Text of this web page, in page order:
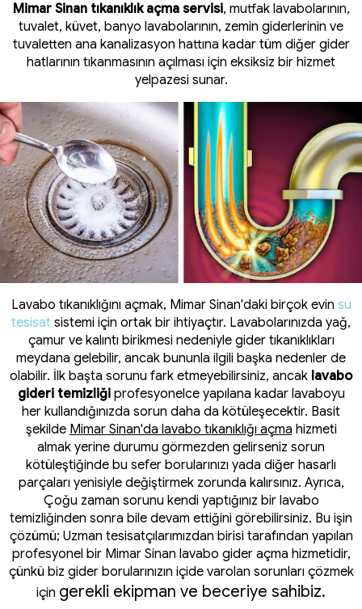
Mimar Sinan tıkanıklık açma servisi, mutfak lavabolarının,
tuvalet, küvet, banyo lavabolarının, zemin giderlerinin ve
tuvaletten ana kanalizasyon hattına kadar tüm diğer gider
hatlarının tıkanmasının açılması için eksiksiz bir hizmet
yelpazesi sunar.
Lavabo tıkanıklığını açmak, Mimar Sinan'daki birçok evin su
tesisat sistemi için ortak bir ihtiyaçtır. Lavabolarınızda yağ,
çamur ve kalıntı birikmesi nedeniyle gider tıkanıklıkları
meydana gelebilir, ancak bununla ilgili başka nedenler de
olabilir. İlk başta sorunu fark etmeyebilirsiniz, ancak lavabo
gideri temizliğiprofesyonelce yapılana kadar lavaboyu
her kullandığınızda sorun daha da kötüleşecektir. Basit
şekilde Mimar Sinan'da lavabo tıkanıklığı açma hizmeti
almak yerine durumu görmezden gelirseniz sorun
kötüleştiğinde bu sefer borularınızı yada diğer hasarlı
parçaları yenisiyle değiştirmek zorunda kalırsınız. Ayrıca,
Çoğu zaman sorunu kendi yaptığınız bir lavabo
temizliğinden sonra bile devam ettiğini görebilirsiniz. Bu işin
çözümü; Uzman tesisatçılarımızdan birisi tarafından yapılan
profesyonel bir Mimar Sinan lavabo gider açma hizmetidir,
çünkü biz gider borularınızın içide varolan sorunları çözmek
için gerekli ekipman ve beceriye sahibiz.